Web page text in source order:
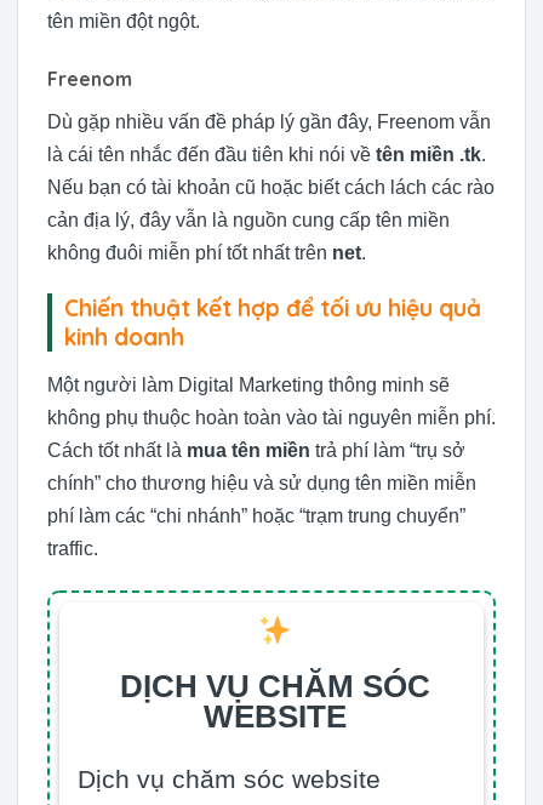
tên miền đột ngột.
Freenom
Dù gặp nhiều vấn đề pháp lý gần đây, Freenom vẫn
là cái tên nhắc đến đầu tiên khi nói về tên miền .tk.
Nếu bạn có tài khoản cũ hoặc biết cách lách các rào
cản địa lý, đây vẫn là nguồn cung cấp tên miền
không đuôi miễn phí tốt nhất trên net.
Chiến thuật kết hợp để tối ưu hiệu quả
kinh doanh
Một người làm Digital Marketing thông minh sẽ
không phụ thuộc hoàn toàn vào tài nguyên miễn phí.
Cách tốt nhất là mua tên miền trả phí làm “trụ sở
chính” cho thương hiệu và sử dụng tên miền miễn
phí làm các “chi nhánh” hoặc “trạm trung chuyển”
traffic.
DỊCH VỤ CHĂM SÓC
WEBSITE
Dịch vụ chăm sóc website